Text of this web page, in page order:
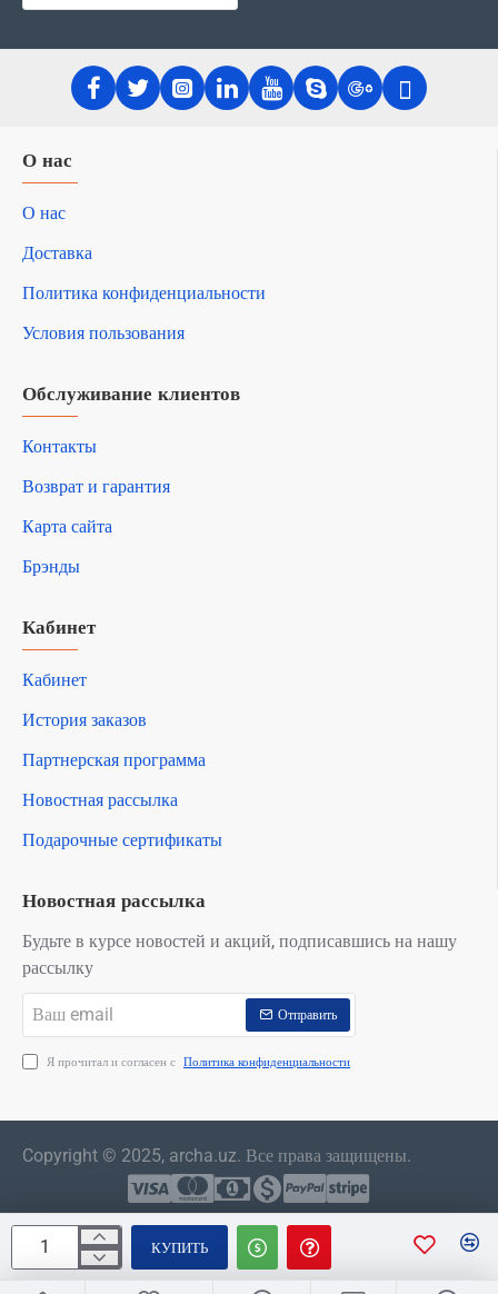
КУПИТЬ
О нас
О нас
Доставка
Политика конфиденциальности
Условия пользования
Обслуживание клиентов
Контакты
Возврат и гарантия
Карта сайта
Брэнды
Кабинет
Кабинет
История заказов
Партнерская программа
Новостная рассылка
Подарочные сертификаты
Новостная рассылка
Будьте в курсе новостей и акций, подписавшись на нашу
рассылку
email
Отправить
Я прочитал и согласен с Политика конфиденциальности
Copyright © 2025, archa.uz. Все права защищены.